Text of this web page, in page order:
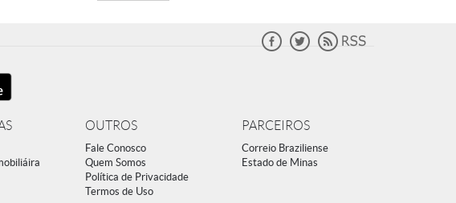
OUTROS
Fale Conosco
Quem Somos
Política de Privacidade
Termos de Uso
PARCEIROS
Correio Braziliense
Estado de Minas